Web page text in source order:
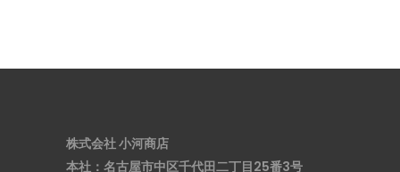
株式会社 小河商店
本社：名古屋市中区千代田二丁目25番3号